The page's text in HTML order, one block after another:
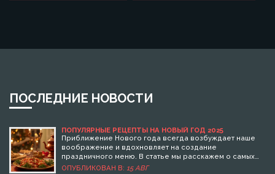
ПОСЛЕДНИЕ НОВОСТИ
ПОПУЛЯРНЫЕ РЕЦЕПТЫ НА НОВЫЙ ГОД 2025
Приближение Нового года всегда возбуждает наше
воображение и вдохновляет на создание
праздничного меню. В статье мы расскажем о самых
популярных блюдах, которые помогут создать
ОПУБЛИКОВАН В: 15 АВГ